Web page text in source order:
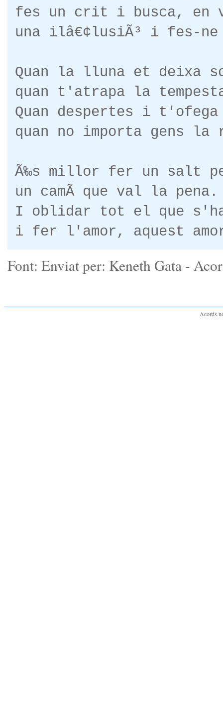
fes un crit i busca, en
una ilâ€¢lusiÃ³ i fes-ne
Quan la lluna et deixa
quan t'atrapa la
Quan despertes i
quan no importa gens la
Ã‰s millor fer un salt
un camÃ­ que val la pena.
I oblidar tot el que
i fer l'amor, aquest
Font: Enviat per: Keneth Gata -